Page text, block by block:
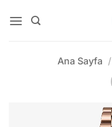
atla
Ana Sayfa /